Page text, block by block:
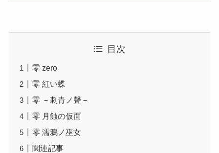
目次
零 zero
零 紅い蝶
零 －刺青ノ聲－
零 月蝕の仮面
零 濡鴉ノ巫女
関連記事